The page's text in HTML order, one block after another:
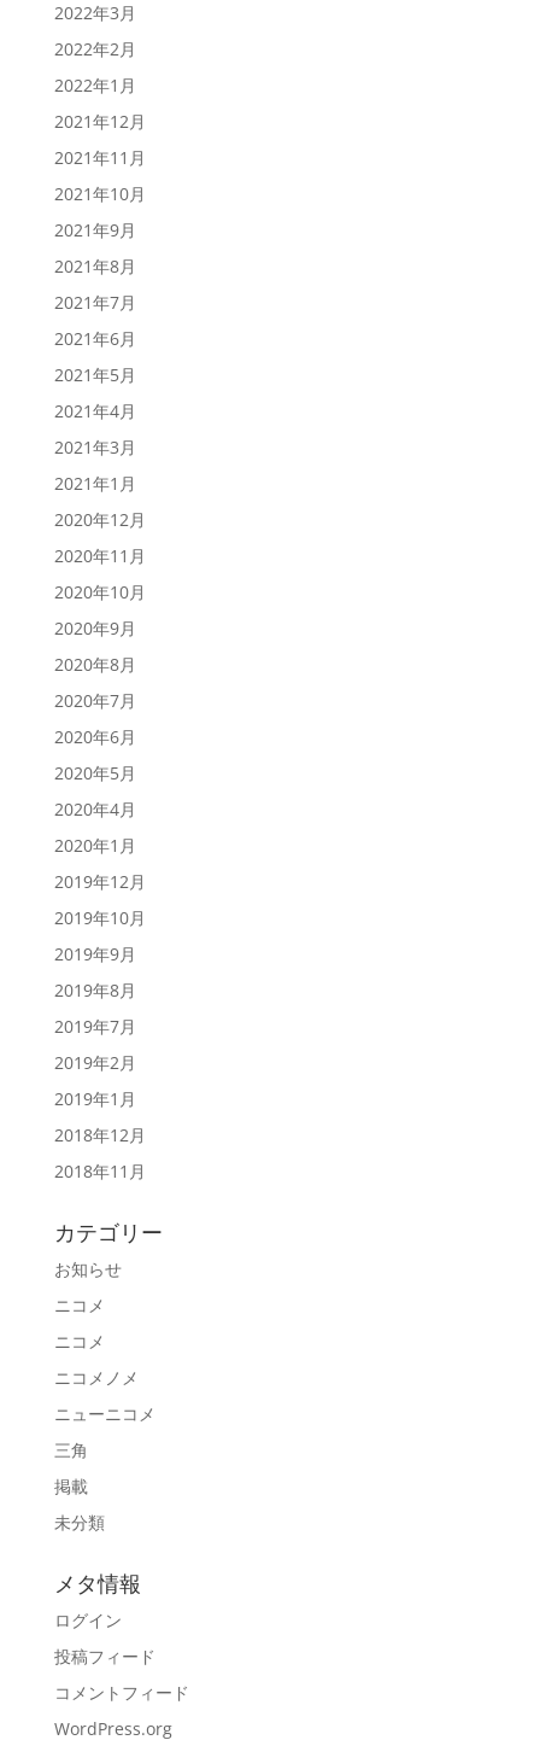
2022年3月
2022年2月
2022年1月
2021年12月
2021年11月
2021年10月
2021年9月
2021年8月
2021年7月
2021年6月
2021年5月
2021年4月
2021年3月
2021年1月
2020年12月
2020年11月
2020年10月
2020年9月
2020年8月
2020年7月
2020年6月
2020年5月
2020年4月
2020年1月
2019年12月
2019年10月
2019年9月
2019年8月
2019年7月
2019年2月
2019年1月
2018年12月
2018年11月
カテゴリー
お知らせ
ニコメ
ニコメ
ニコメノメ
ニューニコメ
三角
掲載
未分類
メタ情報
ログイン
投稿フィード
コメントフィード
WordPress.org